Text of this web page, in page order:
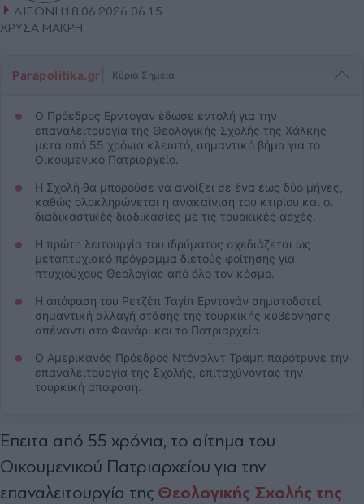
ΔΙΕΘΝΗ18.06.2026 06:15
ΧΡΥΣΑ ΜΑΚΡΗ
Parapolitika.gr Κύρια Σημεία
Ο Πρόεδρος Ερντογάν έδωσε εντολή για την
επαναλειτουργία της Θεολογικής Σχολής της Χάλκης
μετά από 55 χρόνια κλειστό, σημαντικό βήμα για το
Οικουμενικό Πατριαρχείο.
Η Σχολή θα μπορούσε να ανοίξει σε ένα έως δύο μήνες,
καθώς ολοκληρώνεται η ανακαίνιση του κτιρίου και οι
διαδικαστικές διαδικασίες με τις τουρκικές αρχές.
Η πρώτη λειτουργία του ιδρύματος σχεδιάζεται ως
μεταπτυχιακό πρόγραμμα διετούς φοίτησης για
πτυχιούχους Θεολογίας από όλο τον κόσμο.
Η απόφαση του Ρετζέπ Ταγίπ Ερντογάν σηματοδοτεί
σημαντική αλλαγή στάσης της τουρκικής κυβέρνησης
απέναντι στο Φανάρι και το Πατριαρχείο.
Ο Αμερικανός Πρόεδρος Ντόναλντ Τραμπ παρότρυνε την
επαναλειτουργία της Σχολής, επιταχύνοντας την
τουρκική απόφαση.
Έπειτα από 55 χρόνια, το αίτημα του
Οικουμενικού Πατριαρχείου για την
επαναλειτουργία της Θεολογικής Σχολής της